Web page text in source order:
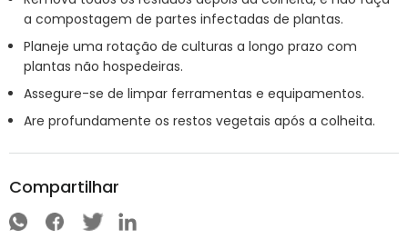
a compostagem de partes infectadas de plantas.
Planeje uma rotação de culturas a longo prazo com
plantas não hospedeiras.
Assegure-se de limpar ferramentas e equipamentos.
Are profundamente os restos vegetais após a colheita.
Compartilhar